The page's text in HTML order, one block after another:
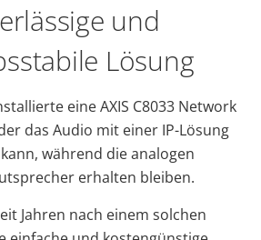
und
Lösung
eine AXIS C8033 Network
das Audio mit einer IP-Lösung
während die analogen
erhalten bleiben.
Jahren nach einem solchen